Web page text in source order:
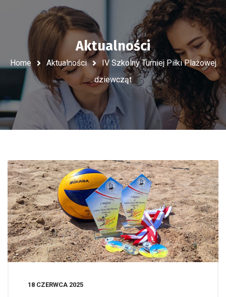
Aktualności
Home Aktualności
IV Szkolny Turniej Piłki Plażowej
dziewcząt
18 CZERWCA 2025